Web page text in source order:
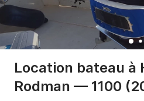
Location bateau à
Rodman — 1100